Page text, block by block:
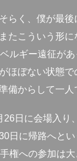
らく、僕が最
たこういう形
ルギー遠征が
ほぼない状態
備からして一
日に会場入り
日に帰路へと
権への参加は大